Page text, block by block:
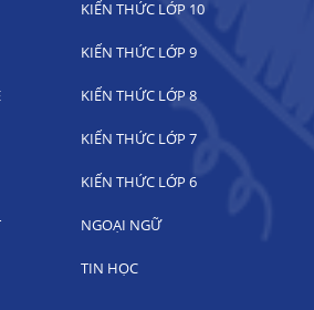
KIẾN THỨC LỚP 10
KIẾN THỨC LỚP 9
KIẾN THỨC LỚP 8
KIẾN THỨC LỚP 7
KIẾN THỨC LỚP 6
NGOẠI NGỮ
TIN HỌC